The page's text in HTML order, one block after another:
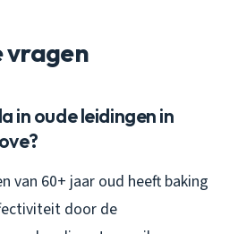
vragen
in oude leidingen in
van 60+ jaar oud heeft baking
door de